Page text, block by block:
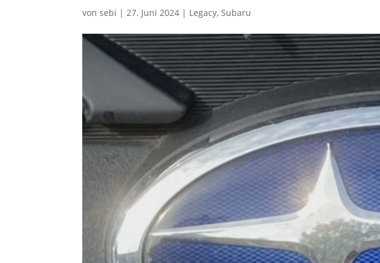
vonsebi | 27. Juni 2024 | Legacy, Subaru